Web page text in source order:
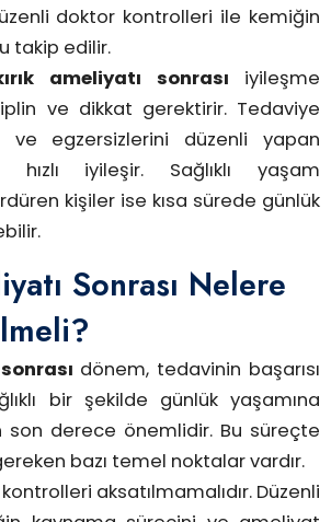
doktor kontrolleri ile kemiğin
takip edilir.
ameliyatı sonrası iyileşme
ve dikkat gerektirir. Tedaviye
ve egzersizlerini düzenli yapan
iyileşir. Sağlıklı yaşam
kişiler ise kısa sürede günlük
Sonrası Nelere
dönem, tedavinin başarısı
bir şekilde günlük yaşamına
son derece önemlidir. Bu süreçte
bazı temel noktalar vardır.
aksatılmamalıdır. Düzenli